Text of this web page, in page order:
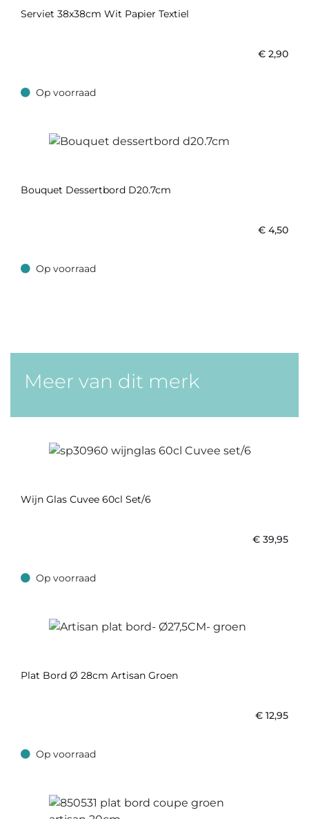
Serviet 38x38cm Wit Papier Textiel
€ 2,90
Op voorraad
Op voorraad
Bouquet Dessertbord D20.7cm
€ 4,50
Op voorraad
Op voorraad
Meer van dit merk
Wijn Glas Cuvee 60cl Set/6
€ 39,95
Op voorraad
Op voorraad
Plat Bord Ø 28cm Artisan Groen
€ 12,95
Op voorraad
Op voorraad